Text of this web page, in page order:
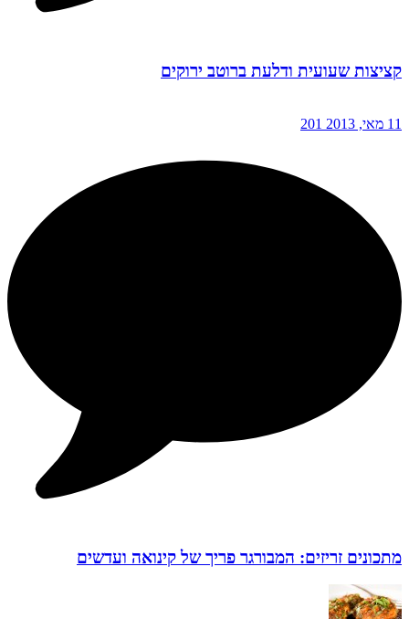
קציצות שעועית ודלעת ברוטב ירוקים
11 מאי, 2013 201
מתכונים זריזים: המבורגר פריך של קינואה ועדשים